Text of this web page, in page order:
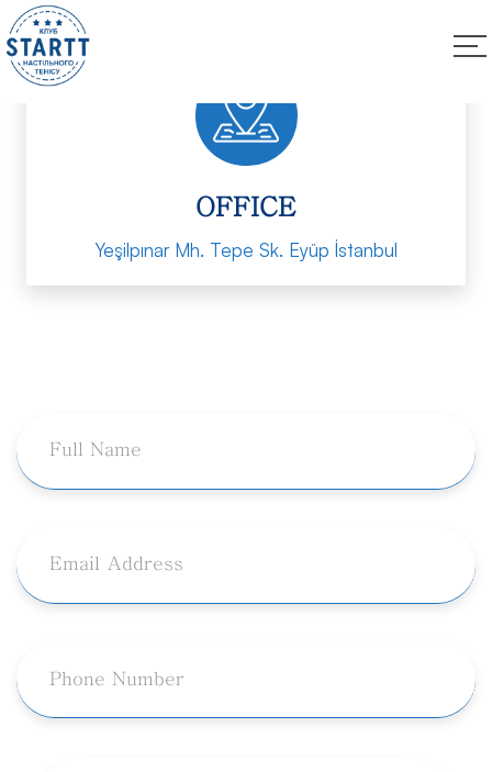
OFFICE
Yeşilpınar Mh. Tepe Sk. Eyüp İstanbul